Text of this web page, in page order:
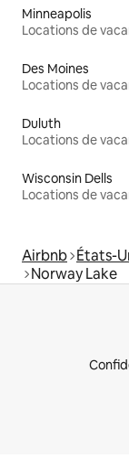
Minneapolis
Locations de
Des Moines
Locations de
Duluth
Locations de
Wisconsin Dells
Locations de
Airbnb États-
Norway Lake